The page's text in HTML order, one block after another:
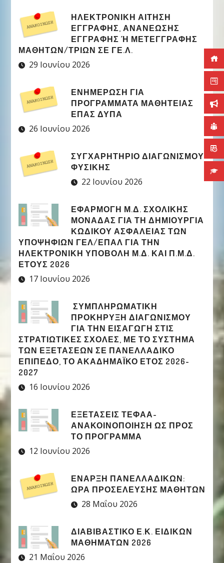
ΗΛΕΚΤΡΟΝΙΚΉ ΑΊΤΗΣΗ
ΕΓΓΡΑΦΉΣ, ΑΝΑΝΈΩΣΗΣ
ΕΓΓΡΑΦΉΣ Ή ΜΕΤΕΓΓΡΑΦΉΣ Μ
ΑΘΗΤΏΝ/ΤΡΙΏΝ ΣΕ ΓΕ.Λ.
29 Ιουνίου 2026
ΕΝΗΜΕΡΩΣΗ ΓΙΑ
ΠΡΟΓΡΑΜΜΑΤΑ ΜΑΘΗΤΕΙΑΣ
ΕΠΑΣ ΔΥΠΑ
26 Ιουνίου 2026
ΣΥΓΧΑΡΗΤΉΡΙΟ ΔΙΑΓΩΝΙΣΜΟΎ
ΦΥΣΙΚΉΣ
22 Ιουνίου 2026
ΕΦΑΡΜΟΓΉ Μ.Δ. ΣΧΟΛΙΚΉΣ
ΜΟΝΆΔΑΣ ΓΙΑ ΤΗ ΔΗΜΙΟΥΡΓΊΑ
ΚΩΔΙΚΟΎ ΑΣΦΑΛΕΊΑΣ ΤΩΝ
ΥΠΟΨΗΦΊΩΝ ΓΕΛ/ΕΠΑΛ ΓΙΑ ΤΗΝ
ΗΛΕΚΤΡΟΝΙΚΉ ΥΠΟΒΟΛΉ Μ.Δ. ΚΑΙ Π.Μ.Δ.
ΈΤΟΥΣ 2026
17 Ιουνίου 2026
ΣΥΜΠΛΗΡΩΜΑΤΙΚΉ
ΠΡΟΚΉΡΥΞΗ ΔΙΑΓΩΝΙΣΜΟΎ
ΓΙΑ ΤΗΝ ΕΙΣΑΓΩΓΉ ΣΤΙΣ
ΣΤΡΑΤΙΩΤΙΚΈΣ ΣΧΟΛΈΣ, ΜΕ ΤΟ ΣΎΣΤΗΜΑ
ΤΩΝ ΕΞΕΤΆΣΕΩΝ ΣΕ ΠΑΝΕΛΛΑΔΙΚΌ
ΕΠΊΠΕΔΟ, ΤΟ ΑΚΑΔΗΜΑΪΚΌ ΈΤΟΣ 2026-
2027
16 Ιουνίου 2026
ΕΞΕΤΑΣΕΙΣ ΤΕΦΑΑ-
ΑΝΑΚΟΙΝΟΠΟΙΗΣΗ ΩΣ ΠΡΟΣ
ΤΟ ΠΡΟΓΡΑΜΜΑ
12 Ιουνίου 2026
ΈΝΑΡΞΗ ΠΑΝΕΛΛΑΔΙΚΏΝ:
ΏΡΑ ΠΡΟΣΈΛΕΥΣΗΣ ΜΑΘΗΤΏΝ
28 Μαΐου 2026
ΔΙΑΒΙΒΑΣΤΙΚΟ Ε.Κ. ΕΙΔΙΚΩΝ
ΜΑΘΗΜΑΤΩΝ 2026
21 Μαΐου 2026